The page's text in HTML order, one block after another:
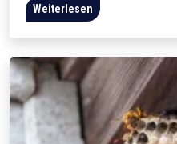
Weiterlesen